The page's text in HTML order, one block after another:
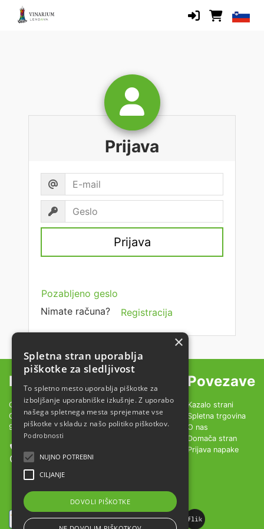
Prijava
Prijava
Pozabljeno geslo
Nimate računa?
Registracija
Kontakt
OBČINA LENDAVA - LENDVA KÖZSEG
GLAVNA ULICA 20
9220 LENDAVA - LENDVA
info@vinarium-lendava.si
Povezave
Kazalo strani
Spletna trgovina
O nas
Domača stran
Prijava napake
×
Spletna stran uporablja
piškotke za sledljivost
To spletno mesto uporablja piškotke za
izboljšanje uporabniške izkušnje. Z uporabo
našega spletnega mesta sprejemate vse
piškotke v skladu z našo politiko piškotkov.
Podrobnosti
NUJNO POTREBNI
CILJANJE
DOVOLI PIŠKOTKE